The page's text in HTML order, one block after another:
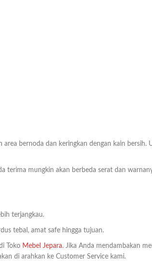
bernoda dan keringkan dengan kain bersih.
terima mungkin akan berbeda serat dan
terjangkau.
tebal, amat safe hingga tujuan.
Toko Mebel Jepara. Jika Anda mendambakan
di arahkan ke Customer Service kami.